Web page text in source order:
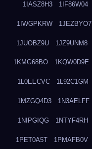
1IASZ8H3 1IF86W04
1IWGPKRW 1JEZBYO7
1JUOBZ9U 1JZ9UNM8
1KMG68BO 1KQW0D9E
1L0EECVC 1L92C1GM
1MZGQ4D3 1N3AELFF
1NIPGIQG 1NTYF4RH
1PET0A5T 1PMAFB0V